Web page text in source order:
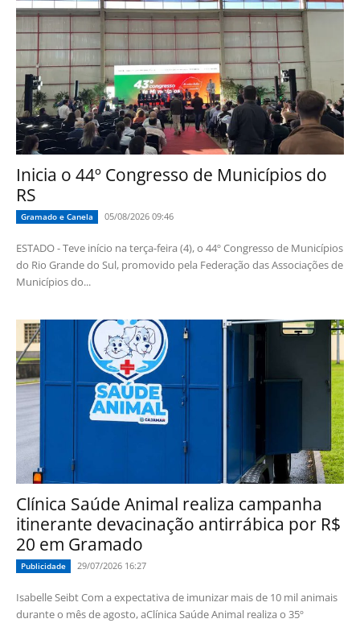
Inicia o 44º Congresso de Municípios do
RS
Gramado e Canela 05/08/2026 09:46
ESTADO - Teve início na terça-feira (4), o 44º Congresso de Municípios
do Rio Grande do Sul, promovido pela Federação das Associações de
Municípios do...
Clínica Saúde Animal realiza campanha
itinerante devacinação antirrábica por R$
20 em Gramado
Publicidade 29/07/2026 16:27
Isabelle Seibt Com a expectativa de imunizar mais de 10 mil animais
durante o mês de agosto, aClínica Saúde Animal realiza o 35º